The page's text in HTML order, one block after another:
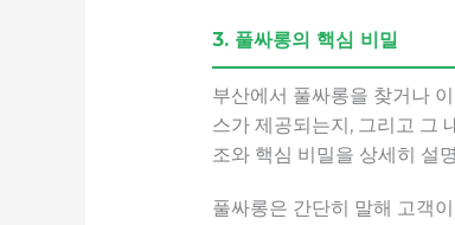
3. 풀싸롱의 핵심 비밀
부산에서 풀싸롱을 찾거나
스가 제공되는지, 그리고 그
조와 핵심 비밀을 상세히 설
풀싸롱은 간단히 말해 고객